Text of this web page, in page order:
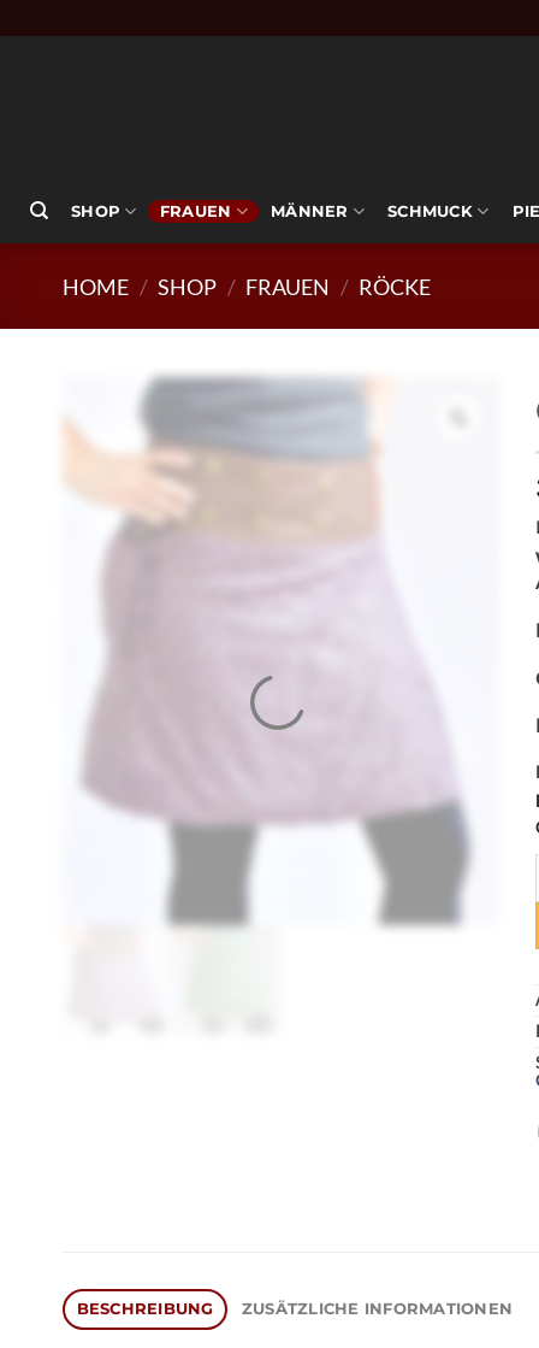
Inhalt
SHOP FRAUEN MÄNNER SCHMUCK
HOME / SHOP / FRAUEN / RÖCKE
BESCHREIBUNG ZUSÄTZLICHE INFORMATIONEN